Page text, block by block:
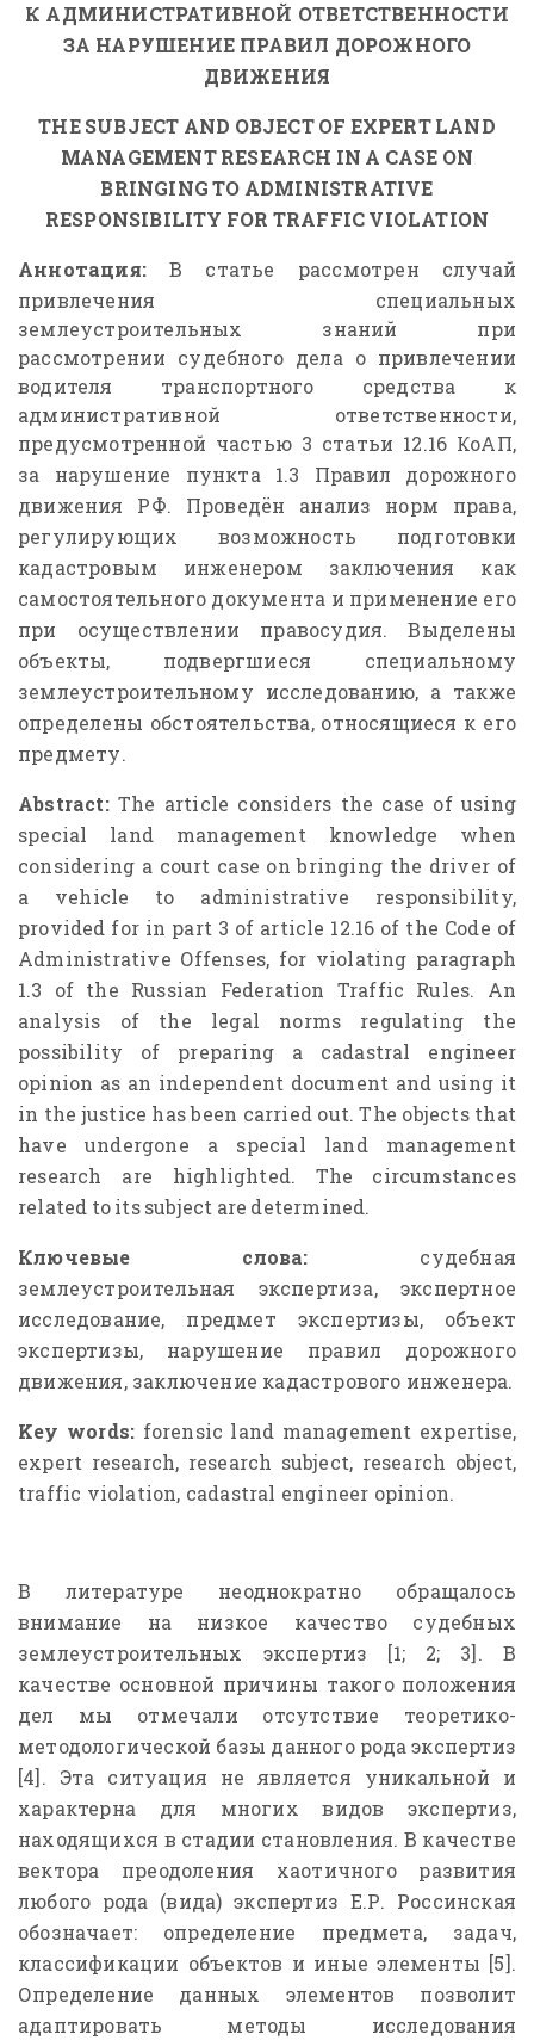
К АДМИНИСТРАТИВНОЙ ОТВЕТСТВЕННОСТИ
ЗА НАРУШЕНИЕ ПРАВИЛ ДОРОЖНОГО
ДВИЖЕНИЯ
THESUBJECT AND OBJECT OF EXPERT LAND
MANAGEMENT RESEARCH IN A CASE ON
BRINGINGTO ADMINISTRATIVE
RESPONSIBILITY FOR TRAFFICVIOLATION
Аннотация:
В статье рассмотрен случай
привлечения специальных
землеустроительных знаний при
рассмотрении судебного дела о привлечении
водителя транспортного средства к
административной ответственности,
предусмотренной частью 3 статьи 12.16 КоАП,
за нарушение пункта 1.3 Правил дорожного
движения РФ. Проведён анализ норм права,
регулирующих возможность подготовки
кадастровым инженером заключения как
самостоятельного документа и применение его
при осуществлении правосудия. Выделены
объекты, подвергшиеся специальному
землеустроительному исследованию, а также
определены обстоятельства, относящиеся к его
предмету.
Abstract:The article considers the case of using
special land management knowledge when
considering a court case on bringing the driver of
a vehicle to administrative responsibility,
provided for in part 3 of article 12.16 of the Code of
Administrative Offenses, for violating paragraph
1.3 of the Russian Federation Traffic Rules. An
analysis of the legal norms regulating the
possibility of preparing a cadastral engineer
opinion as an independent document and using it
in the justice has been carried out. The objects that
have undergone a special land management
research are highlighted. The
circumstances
related toitssubject are determined.
Ключевые слова: судебная
землеустроительная экспертиза, экспертное
исследование, предмет экспертизы, объект
экспертизы, нарушение правил дорожного
движения, заключение кадастрового инженера.
Key words: forensic land management expertise,
expert research, research subject, research object,
traffic violation, cadastral engineer opinion.
В литературе неоднократно обращалось
внимание на низкое качество судебных
землеустроительных экспертиз [1; 2; 3]. В
качестве основной причины такого положения
дел мы отмечали отсутствие теоретико-
методологической базы данного рода экспертиз
[4]. Эта ситуация не является уникальной и
характерна для многих видов экспертиз,
находящихся в стадии становления. В качестве
вектора преодоления хаотичного развития
любого рода (вида) экспертиз Е.Р. Россинская
обозначает: определение предмета, задач,
классификации объектов и иные элементы [5].
Определение данных элементов позволит
адаптировать методы исследования